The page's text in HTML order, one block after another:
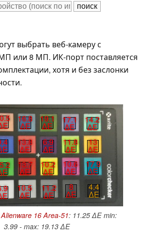
выбрать веб-камеру с
или 8 МП. ИК-порт поставляется
хотя и без заслонки
16.8
∆E
19.1
∆E
17.1
∆E
14.2
∆E
13.8
∆E
6.9
∆E
11.8
∆E
13
∆E
13.7
∆E
10.2
∆E
10.6
∆E
17.9
∆E
10.5
∆E
11.2
∆E
8
∆E
4.4
∆E
Alienware 16 Area-51: 11.25 ∆E min:
3.99 - max: 19.13 ∆E